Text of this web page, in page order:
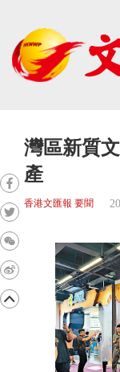
灣區新質
產
香港文匯報 要聞